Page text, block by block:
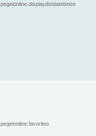
pegelonline.displaydstdatetimes
pegelonline.favorites